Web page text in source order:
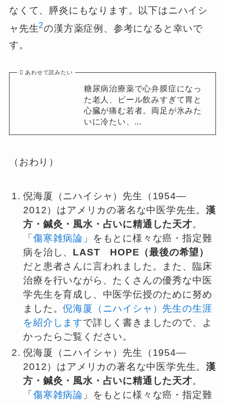
なくて、膵炎にもなります。以下はニハイシ
ャ先生2の漢方薬症例、参考になると幸いで
す。
あわせて読みたい
糖尿病治療薬で心弁膜症になっ
た老人、ビール飲みすぎて胃と
心臓が痛む若者。両足が氷みた
いに冷たい、...
（おわり）
倪海厦（ニハイシャ）先生（1954—
2012）はアメリカの著名な中医学先生。漢
方・鍼灸・風水・占いに精通した天才。
「傷寒雑病論 」をもとに様々な癌・指定難
病を治し、 LAST HOPE（最後の希望）
だと患者さんに言われました。また、臨床
治療を行いながら、たくさんの優秀な中医
学先生を育成し、中医学伝授のために努め
ました。倪海厦（ニハイシャ）先生の生涯
を紹介しますで詳しく書きましたので、よ
かったらご覧ください。
倪海厦（ニハイシャ）先生（1954—
2012）はアメリカの著名な中医学先生。漢
方・鍼灸・風水・占いに精通した天才。
「 傷寒雑病論 」をもとに様々な癌・指定難